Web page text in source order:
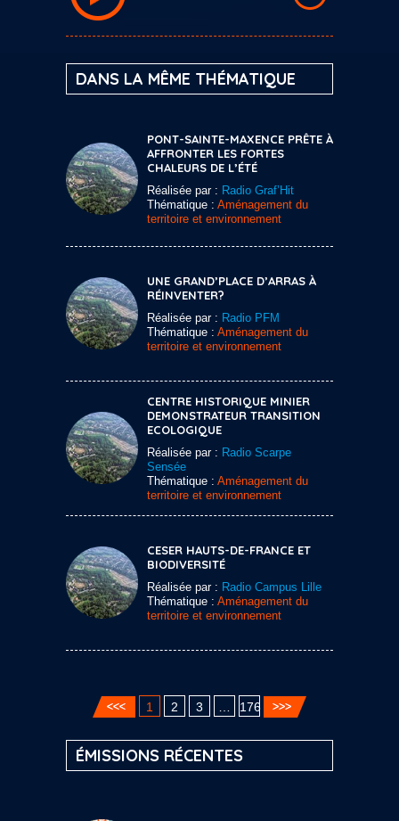
DANS LA MÊME THÉMATIQUE
PONT-SAINTE-MAXENCE PRÊTE À
AFFRONTER LES FORTES
CHALEURS DE L’ÉTÉ
Réalisée par : Radio Graf’Hit
Thématique : Aménagement du
territoire et environnement
UNE GRAND’PLACE D’ARRAS À
RÉINVENTER?
Réalisée par : Radio PFM
Thématique : Aménagement du
territoire et environnement
CENTRE HISTORIQUE MINIER
DEMONSTRATEUR TRANSITION
ECOLOGIQUE
Réalisée par : Radio Scarpe
Sensée
Thématique : Aménagement du
territoire et environnement
CESER HAUTS-DE-FRANCE ET
BIODIVERSITÉ
Réalisée par : Radio Campus Lille
Thématique : Aménagement du
territoire et environnement
1 2 3 176
ÉMISSIONS RÉCENTES